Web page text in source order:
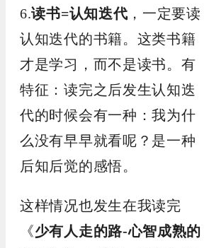
6.读书=认知迭代 ，一定要读
认知迭代的书籍。这类书籍
才是学习，而不是读书。有
特征：读完之后发生认知迭
代的时候会有一种：我为什
么没有早早就看呢？是一种
后知后觉的感悟。
这样情况也发生在我读完
《少有人走的路-心智成熟的